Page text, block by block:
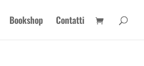
Bookshop Contatti